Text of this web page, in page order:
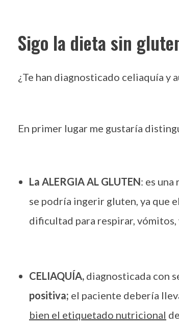
Sigo la dieta sin
¿Te han diagnosticado celiaquía y
En primer lugar me gustaría
La ALERGIA AL GLUTEN: es
se podría ingerir gluten, ya que
dificultad para respirar, vómitos,
CELIAQUÍA, diagnosticada con
positiva; el paciente debería
bien el etiquetado nutricional